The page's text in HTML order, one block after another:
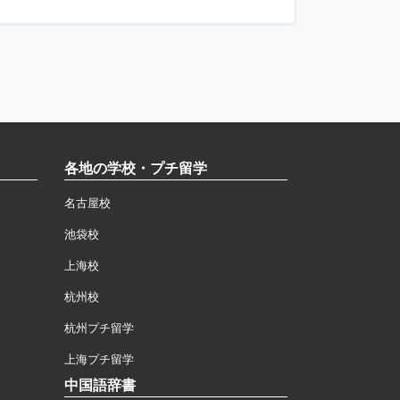
各地の学校・プチ留学
名古屋校
池袋校
上海校
杭州校
杭州プチ留学
上海プチ留学
中国語辞書